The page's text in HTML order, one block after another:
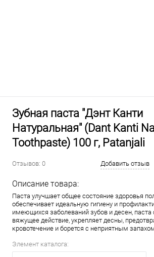
Зубная паста "Дэнт Канти
Hатуральная" (Dant Kanti
Toothpaste) 100 г, Patanjali
Отзывов: 0 Добавить отзыв
Описание товара:
Паста улучшает общее состояние здоровья
обеспечивает идеальную гигиену и
имеющихся заболеваний зубов и десен, паста
вяжущее действие, укрепляет десны,
кровотечение и борется с неприятным
Элемент каталога: